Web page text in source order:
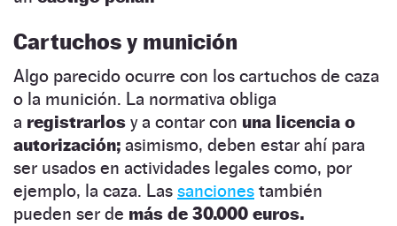
Cartuchos y munición
Algo parecido ocurre con los cartuchos de caza
o la munición. La normativa obliga
a registrarlos y a contar con una licencia o
autorización; asimismo, deben estar ahí para
ser usados en actividades legales como, por
ejemplo, la caza. Las sanciones también
pueden ser de más de 30.000 euros.